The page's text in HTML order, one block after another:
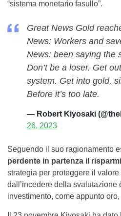
“sistema monetario fasullo”.
Great News Gold
News: Workers and
News: been saying the
Don’t be a loser. Get
system. Get into gold,
Before it’s too late.
— Robert Kiyosaki
26, 2023
Seguendo il suo ragionamento
perdente in partenza il
strategia per proteggere il
dall’incedere della svalutazione
investimento, come appunto